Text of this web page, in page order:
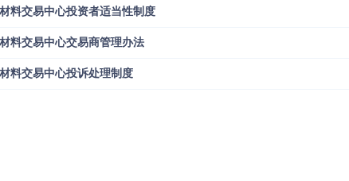
料交易中心投资者适当性制度
料交易中心交易商管理办法
料交易中心投诉处理制度